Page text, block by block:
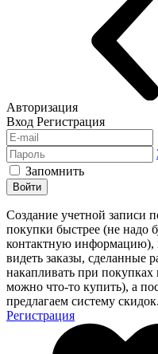
Авторизация
Вход Регистрация
Запомнить
Войти
Создание учетной записи
покупки быстрее (не надо
контактную информацию),
видеть заказы, сделанные
накапливать при
можно что-то купить), а
предлагаем систему скидок.
Регистрация